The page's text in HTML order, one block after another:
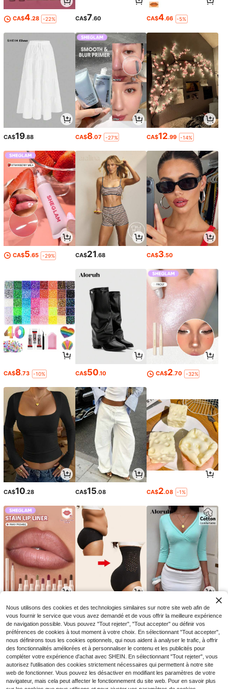
CA$4.28 -22% CA$7.60 CA$4.66 -5%
CA$19.88 CA$8.07 -27% CA$12.99 -14%
CA$5.65 -29% CA$21.68 CA$3.50
CA$8.73 -10% CA$50.10 CA$2.70 -32%
CA$10.28 CA$15.08 CA$2.08 -1%
CA$4.74 -14% CA$7.28 CA$10.58
Nous utilisons des cookies et des technologies similaires sur notre site web afin de
vous fournir le service que vous avez demandé et de vous offrir la meilleure expérience
de navigation possible. Vous pouvez "Tout rejeter", "Tout accepter" ou définir vos
préférences de cookies à tout moment à votre choix. En sélectionnant "Tout accepter",
nous définirons tous les cookies optionnels, qui nous aident à analyser le trafic, à offrir
des fonctionnalités améliorées et à personnaliser le contenu et les publicités pour
compléter votre expérience d'achat avec SHEIN. En sélectionnant "Tout rejeter", vous
autorisez l'utilisation des cookies strictement nécessaires qui permettent à notre site
web de fonctionner. Vous pouvez les désactiver en modifiant les paramètres de votre
navigateur, mais cela peut affecter le fonctionnement du site web. Pour en savoir plus